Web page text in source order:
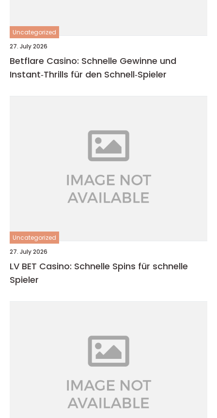
Uncategorized
27. July 2026
Betflare Casino: Schnelle Gewinne und
Instant‑Thrills für den Schnell‑Spieler
Uncategorized
27. July 2026
LV BET Casino: Schnelle Spins für schnelle
Spieler